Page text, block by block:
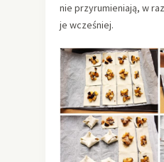
nie przyrumieniają, w
je wcześniej.